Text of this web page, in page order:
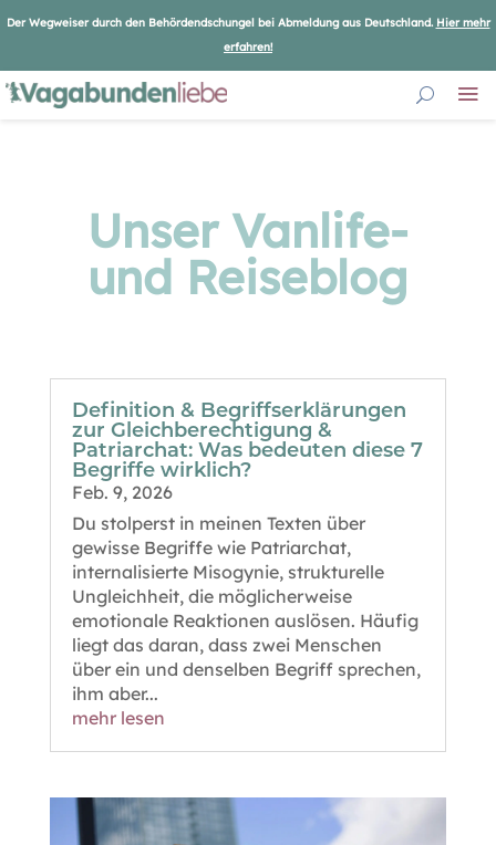
Der Wegweiser durch den Behördendschungel bei Abmeldung aus Deutschland. Hier mehr
erfahren!
Unser Vanlife-
und Reiseblog
Definition & Begriffserklärungen
zur Gleichberechtigung &
Patriarchat: Was bedeuten diese 7
Begriffe wirklich?
Feb. 9, 2026
Du stolperst in meinen Texten über
gewisse Begriffe wie Patriarchat,
internalisierte Misogynie, strukturelle
Ungleichheit, die möglicherweise
emotionale Reaktionen auslösen. Häufig
liegt das daran, dass zwei Menschen
über ein und denselben Begriff sprechen,
ihm aber...
mehr lesen